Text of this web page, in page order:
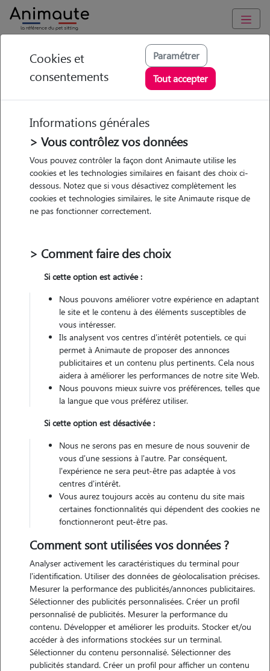
Animaute Grand-Est Vendenheim
Frederique - Petsitter
à Eckwersheim
• 66 ans
Garde
chez le Pet Sitter
Promenades
Véhiculé
Garde réalisée
Contacter
L'envoi d'une demande est sans engagement
Motivation
j'ai déjà gardé 2 chats et 2 chiens. je suis en retraite depuis le 1 er
juillet 2023, donc très disponible pour les animaux.,une petite
compagnie est toujours agréable. de plus j'aime me promener dans
Cookies et
consentements
Paramétrer
Tout accepter
Informations générales
> Vous contrôlez vos données
Vous pouvez contrôler la façon dont Animaute utilise les
cookies et les technologies similaires en faisant des choix ci-
dessous. Notez que si vous désactivez complètement les
cookies et technologies similaires, le site Animaute risque de
ne pas fonctionner correctement.
> Comment faire des choix
Si cette option est activée :
Nous pouvons améliorer votre expérience en adaptant
le site et le contenu à des éléments susceptibles de
vous intéresser.
Ils analysent vos centres d'intérêt potentiels, ce qui
permet à Animaute de proposer des annonces
publicitaires et un contenu plus pertinents. Cela nous
aidera à améliorer les performances de notre site Web.
Nous pouvons mieux suivre vos préférences, telles que
la langue que vous préférez utiliser.
Si cette option est désactivée :
Nous ne serons pas en mesure de nous souvenir de
vous d'une sessions à l'autre. Par conséquent,
l'expérience ne sera peut-être pas adaptée à vos
centres d'intérêt.
Vous aurez toujours accès au contenu du site mais
certaines fonctionnalités qui dépendent des cookies ne
fonctionneront peut-être pas.
Comment sont utilisées vos données ?
Analyser activement les caractéristiques du terminal pour
l'identification. Utiliser des données de géolocalisation précises.
Mesurer la performance des publicités/annonces publicitaires.
Sélectionner des publicités personnalisées. Créer un profil
personnalisé de publicités. Mesurer la performance du
contenu. Développer et améliorer les produits. Stocker et/ou
accéder à des informations stockées sur un terminal.
Sélectionner du contenu personnalisé. Sélectionner des
publicités standard. Créer un profil pour afficher un contenu